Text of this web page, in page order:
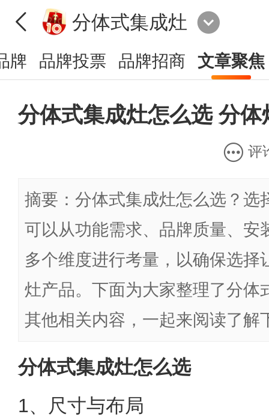
分体式集成灶
牌 品牌投票 品牌招商 文章聚焦
分体式集成灶怎么选 分
评
摘要：分体式集成灶怎么选？选
可以从功能需求、品牌质量、安
多个维度进行考量，以确保选择
灶产品。下面为大家整理了分体
其他相关内容，一起来阅读了解
分体式集成灶怎么选
1、尺寸与布局